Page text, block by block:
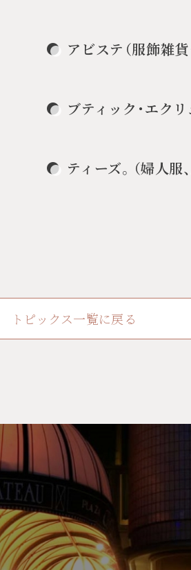
アビステ（服飾雑貨
ブティック・エクリ
ティーズ。（婦人服
トピックス一覧に戻る